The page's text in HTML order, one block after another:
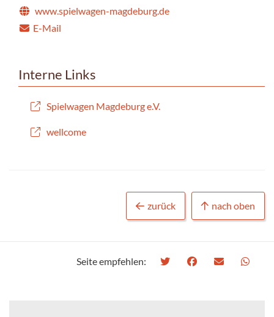
www.spielwagen-magdeburg.de
E-Mail
Interne Links
Spielwagen Magdeburg e.V.
wellcome
zurück nach oben
Seite empfehlen: